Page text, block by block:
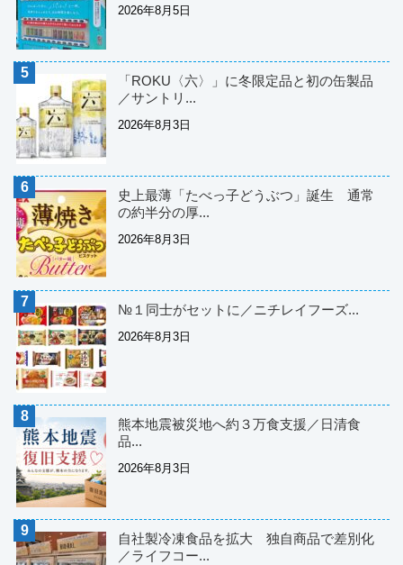
2026年8月5日
「ROKU〈六〉」に冬限定品と初の缶製品
／サントリ...
2026年8月3日
史上最薄「たべっ子どうぶつ」誕生 通常
の約半分の厚...
2026年8月3日
№１同士がセットに／ニチレイフーズ...
2026年8月3日
熊本地震被災地へ約３万食支援／日清食
品...
2026年8月3日
自社製冷凍食品を拡大 独自商品で差別化
／ライフコー...